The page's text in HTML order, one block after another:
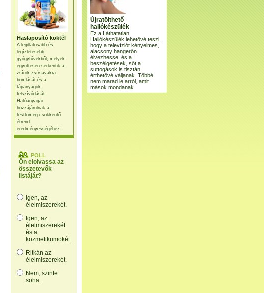
Haslaposító koktél
A legillatosabb és
legízletesebb
gyógyfűvekből, melyek
együttesen serkentik a
zsírok zsírsavakra
bomlását és a
tápanyagok
felszívódását.
Hatóanyagai
hozzájárulnak a
testtömeg csökkentő
étrend
eredményességéhez.
POLL
Ön elolvassa az
összetevők
listáját?
Igen, az
élelmiszerekét.
Igen, az
élelmiszerekét
és a
kozmetikumokét.
Ritkán az
élelmiszerekét.
Nem, szinte
soha.
Újratölthető
hallókészülék
Ez a Láthatatlan
Hallókészülék lehetővé teszi,
hogy a televíziót kényelmes,
alacsony hangerőn
élvezhesse, és a
beszélgetések, sőt a
suttogások is tisztán
érthetővé váljanak. Többé
nem marad le arról, amit
mások mondanak.